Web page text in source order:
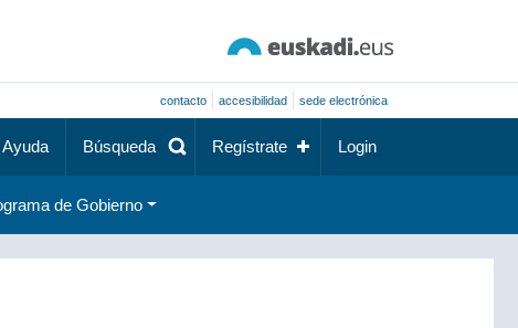
contacto accesibilidad sede electrónica
Ayuda Búsqueda Regístrate Login
de Gobierno